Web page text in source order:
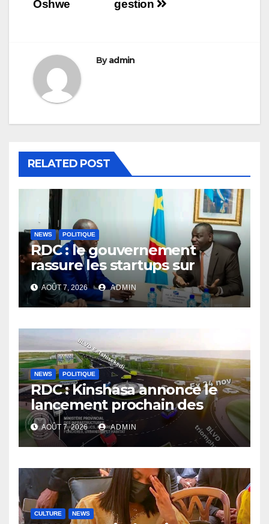
gestion
Oshwe
Byadmin
RELATED POST
NEWS POLITIQUE
RDC : le gouvernement
rassure les startups sur
l’application des nouvelles
taxes dans le secteur du
numérique
AOÛT 7, 2026 ADMIN
NEWS POLITIQUE
RDC : Kinshasa annonce le
lancement prochain des
travaux du boulevard
Étienne Tshisekedi
AOÛT 7, 2026 ADMIN
CULTURE NEWS